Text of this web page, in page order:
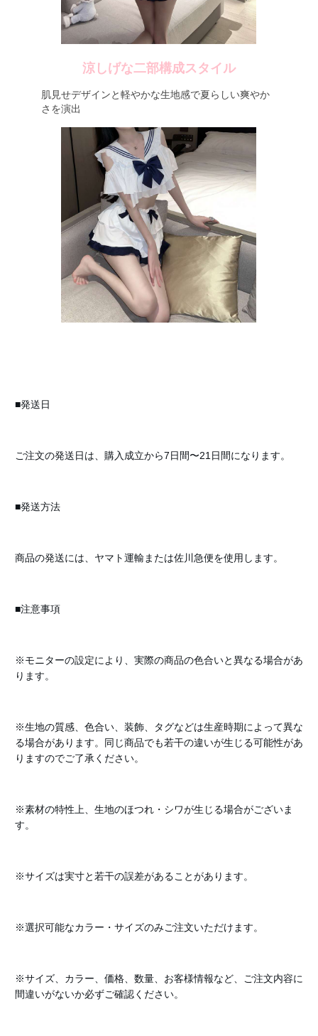
涼しげな二部構成スタイル
肌見せデザインと軽やかな生地感で夏らしい爽やか
さを演出
■発送日
ご注文の発送日は、購入成立から7日間〜21日間になります。
■発送方法
商品の発送には、ヤマト運輸または佐川急便を使用します。
■注意事項
※モニターの設定により、実際の商品の色合いと異なる場合があ
ります。
※生地の質感、色合い、装飾、タグなどは生産時期によって異な
る場合があります。同じ商品でも若干の違いが生じる可能性があ
りますのでご了承ください。
※素材の特性上、生地のほつれ・シワが生じる場合がございま
す。
※サイズは実寸と若干の誤差があることがあります。
※選択可能なカラー・サイズのみご注文いただけます。
※サイズ、カラー、価格、数量、お客様情報など、ご注文内容に
間違いがないか必ずご確認ください。